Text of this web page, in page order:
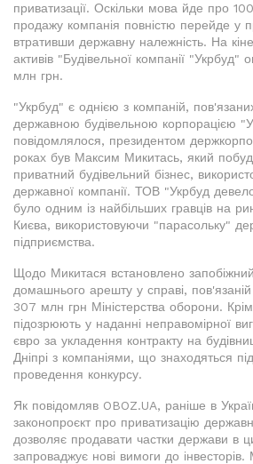
приватизації. Оскільки мова йде про
продажу компанія повністю перейде у
втративши державну належність. На
активів "Будівельної компанії "Укрбуд"
млн грн.
"Укрбуд" є однією з компаній,
державною будівельною корпорацією
повідомлялося, президентом
роках був Максим Микитась, який
приватний будівельний бізнес,
державної компанії. ТОВ "Укрбуд
було одним із найбільших гравців на
Києва, використовуючи "парасольку"
підприємства.
Щодо Микитася встановлено запобіжний
домашнього арешту у справі,
307 млн грн Міністерства оборони.
підозрюють у наданні неправомірної
євро за укладення контракту на
Дніпрі з компаніями, що знаходяться
проведення конкурсу.
Як повідомляв OBOZ.UA, раніше в
законопроєкт про приватизацію
дозволяє продавати частки держави в
запроваджує нові вимоги до